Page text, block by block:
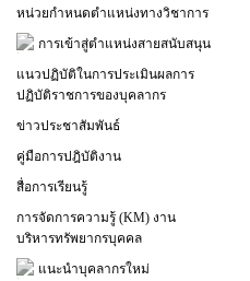
หน่วยกำหนดตำแหน่งทางวิชาการ
การเข้าสู่ตำแหน่งสายสนับสนุน
แนวปฏิบัติในการประเมินผลการ
ปฏิบัติราชการของบุคลากร
ข่าวประชาสัมพันธ์
คู่มือการปฎิบัติงาน
สื่อการเรียนรู้
การจัดการความรู้ (KM) งาน
บริหารทรัพยากรบุคคล
แนะนำบุคลากรใหม่